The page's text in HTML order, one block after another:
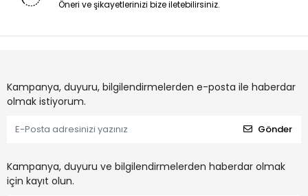
Öneri ve şikayetlerinizi bize iletebilirsiniz.
Kampanya, duyuru, bilgilendirmelerden e-posta ile haberdar
olmak istiyorum.
Gönder
Kampanya, duyuru ve bilgilendirmelerden haberdar olmak
için kayıt olun.